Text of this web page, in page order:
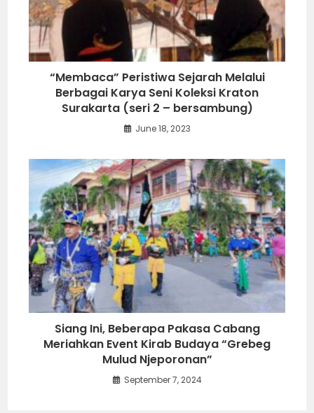
“Membaca” Peristiwa Sejarah Melalui
Berbagai Karya Seni Koleksi Kraton
Surakarta (seri 2 – bersambung)
June 18, 2023
Siang Ini, Beberapa Pakasa Cabang
Meriahkan Event Kirab Budaya “Grebeg
Mulud Njeporonan”
September 7, 2024